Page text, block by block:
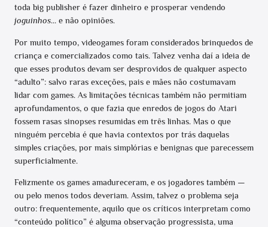
toda big publisher é fazer dinheiro e prosperar vendendo
joguinhos… e não opiniões.
Por muito tempo, videogames foram considerados brinquedos de
criança e comercializados como tais. Talvez venha daí a ideia de
que esses produtos devam ser desprovidos de qualquer aspecto
“adulto”: salvo raras exceções, pais e mães não costumavam
lidar com games. As limitações técnicas também não permitiam
aprofundamentos, o que fazia que enredos de jogos do Atari
fossem rasas sinopses resumidas em três linhas. Mas o que
ninguém percebia é que havia contextos por trás daquelas
simples criações, por mais simplórias e benignas que parecessem
superficialmente.
Felizmente os games amadureceram, e os jogadores também —
ou pelo menos todos deveriam. Assim, talvez o problema seja
outro: frequentemente, aquilo que os críticos interpretam como
“conteúdo político” é alguma observação progressista, uma